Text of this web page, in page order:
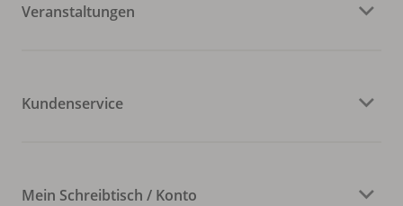
Veranstaltungen
Kundenservice
Mein Schreibtisch / Konto